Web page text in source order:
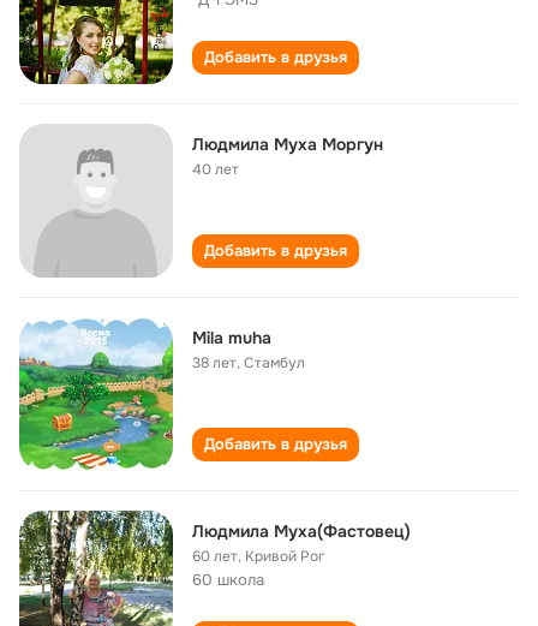
Добавить в друзья
Людмила Муха Моргун
40 лет
Добавить в друзья
Mila muha
38 лет,Стамбул
Добавить в друзья
Людмила Муха(Фастовец)
60 лет, Кривой Рог
60 школа